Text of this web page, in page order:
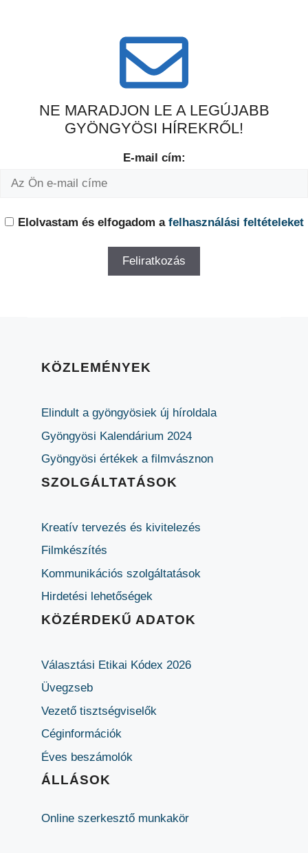
NE MARADJON LE A LEGÚJABB
GYÖNGYÖSI HÍREKRŐL!
E-mail cím:
Elolvastam és elfogadom a felhasználási feltételeket
KÖZLEMÉNYEK
Elindult a gyöngyösiek új híroldala
Gyöngyösi Kalendárium 2024
Gyöngyösi értékek a filmvásznon
SZOLGÁLTATÁSOK
Kreatív tervezés és kivitelezés
Filmkészítés
Kommunikációs szolgáltatások
Hirdetési lehetőségek
KÖZÉRDEKŰ ADATOK
Választási Etikai Kódex 2026
Üvegzseb
Vezető tisztségviselők
Céginformációk
Éves beszámolók
ÁLLÁSOK
Online szerkesztő munkakör